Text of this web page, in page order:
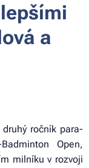
a
ročník para-
Open,
milníku v rozvoji